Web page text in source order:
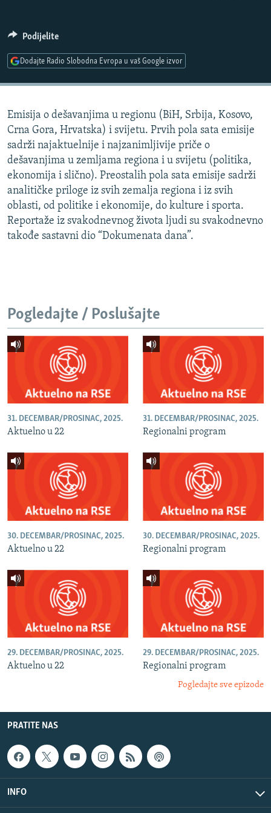
DNEVNO@RSE
SPECIJALI RSE
POPLAVE I KLIZIŠTA U BIH 2024.
TV LIBERTY
POST SCRIPTUM
MOJA EVROPA
TRI DECENIJE OD RATA U BIH
SVE KARTE DEJTONA
PRATITE NAS
Sve RFE/RL stranice
Podijelite
Dodajte Radio Slobodna Evropa u vaš Google izvor
Emisija o dešavanjima u regionu (BiH, Srbija, Kosovo,
Crna Gora, Hrvatska) i svijetu. Prvih pola sata emisije
sadrži najaktuelnije i najzanimljivije priče o
dešavanjima u zemljama regiona i u svijetu (politika,
ekonomija i slično). Preostalih pola sata emisije sadrži
analitičke priloge iz svih zemalja regiona i iz svih
oblasti, od politike i ekonomije, do kulture i sporta.
Reportaže iz svakodnevnog života ljudi su svakodnevno
takođe sastavni dio “Dokumenata dana”.
Pogledajte / Poslušajte
31. DECEMBAR/PROSINAC, 2025.
Aktuelno u 22
31. DECEMBAR/PROSINAC, 2025.
Regionalni program
30. DECEMBAR/PROSINAC, 2025.
Aktuelno u 22
30. DECEMBAR/PROSINAC, 2025.
Regionalni program
29. DECEMBAR/PROSINAC, 2025.
Aktuelno u 22
29. DECEMBAR/PROSINAC, 2025.
Regionalni program
Pogledajte sve epizode
PRATITE NAS
INFO